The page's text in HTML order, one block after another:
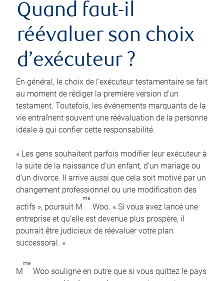
Quand faut-il
réévaluer son choix
d’exécuteur ?
En général, le choix de l’exécuteur testamentaire se fait
au moment de rédiger la première version d’un
testament. Toutefois, les événements marquants de la
vie entraînent souvent une réévaluation de la personne
idéale à qui confier cette responsabilité.
« Les gens souhaitent parfois modifier leur exécuteur à
la suite de la naissance d’un enfant, d’un mariage ou
d’un divorce. Il arrive aussi que cela soit motivé par un
changement professionnel ou une modification des
actifs », poursuit M
me
Woo. « Si vous avez lancé une
entreprise et qu’elle est devenue plus prospère, il
pourrait être judicieux de réévaluer votre plan
successoral. »
M
me
Woo souligne en outre que si vous quittez le pays